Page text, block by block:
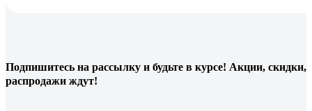
Подпишитесь на рассылку и будьте в курсе! Акции, скидки,
распродажи ждут!